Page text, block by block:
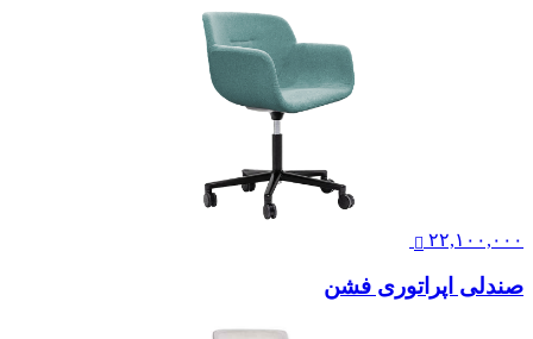
۲۲,۱۰۰,۰۰۰
صندلی اپراتوری فشن